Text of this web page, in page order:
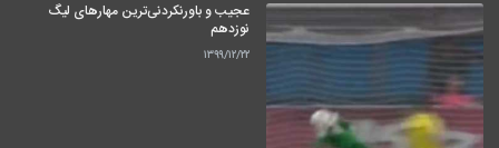
عجیب و باورنکردنی‌ترین مهارهای لیگ
نوزدهم
۱۳۹۹/۱۲/۲۲